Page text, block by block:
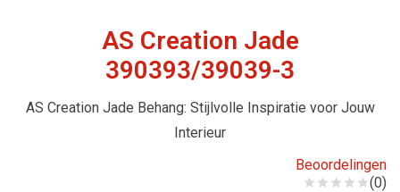
AS Creation Jade
390393/39039-3
AS Creation Jade Behang: Stijlvolle Inspiratie voor Jouw
Interieur
Beoordelingen
(0)